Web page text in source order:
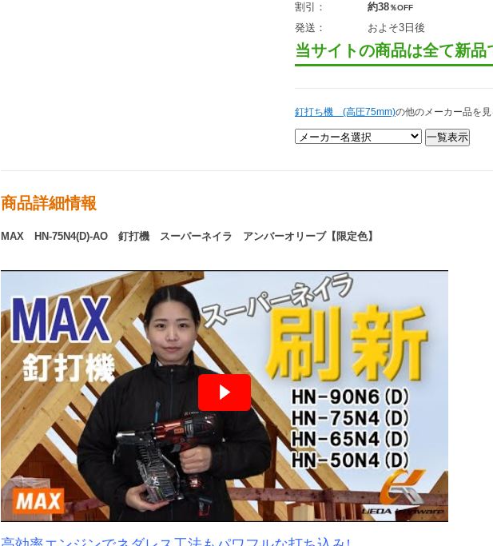
割引：
約38％OFF
発送： およそ3日後
当サイトの商品は全て新品
釘打ち機 (高圧75mm)の他のメーカー品を
商品詳細情報
MAX HN-75N4(D)-AO 釘打機 スーパーネイラ アンバーオリーブ【限定色】